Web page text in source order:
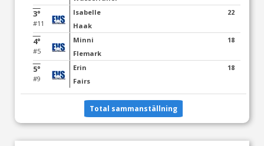
3°
#11
Isabelle
Haak
22
4°
#5
Minni
Flemark
18
5°
#9
Erin
Fairs
18
Total sammanställning